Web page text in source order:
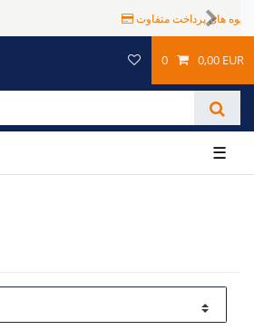
Next
0 0,00 EUR
☰